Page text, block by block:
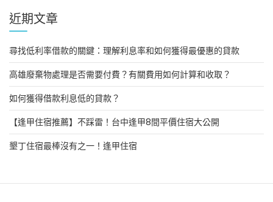
近期文章
尋找低利率借款的關鍵：理解利息率和如何獲得最優惠的貸款
高雄廢棄物處理是否需要付費？有關費用如何計算和收取？
如何獲得借款利息低的貸款？
【逢甲住宿推薦】不踩雷！台中逢甲8間平價住宿大公開
墾丁住宿最棒沒有之一！逢甲住宿